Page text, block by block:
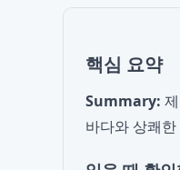
핵심 요약
Summary:
바다와 상쾌